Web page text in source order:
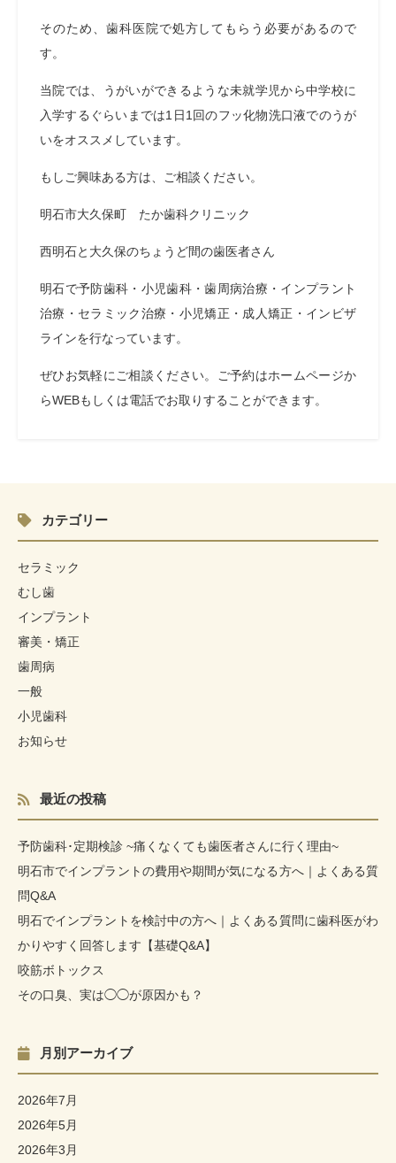
そのため、歯科医院で処方してもらう必要があるので
す。
当院では、うがいができるような未就学児から中学校に
入学するぐらいまでは1日1回のフッ化物洗口液でのうが
いをオススメしています。
もしご興味ある方は、ご相談ください。
明石市大久保町 たか歯科クリニック
西明石と大久保のちょうど間の歯医者さん
明石で予防歯科・小児歯科・歯周病治療・インプラント
治療・セラミック治療・小児矯正・成人矯正・インビザ
ラインを行なっています。
ぜひお気軽にご相談ください。ご予約はホームページか
らWEBもしくは電話でお取りすることができます。
カテゴリー
セラミック
むし歯
インプラント
審美・矯正
歯周病
一般
小児歯科
お知らせ
最近の投稿
予防歯科･定期検診 ~痛くなくても歯医者さんに行く理由~
明石市でインプラントの費用や期間が気になる方へ｜よくある質
問Q&A
明石でインプラントを検討中の方へ｜よくある質問に歯科医がわ
かりやすく回答します【基礎Q&A】
咬筋ボトックス
その口臭、実は◯◯が原因かも？
月別アーカイブ
2026年7月
2026年5月
2026年3月